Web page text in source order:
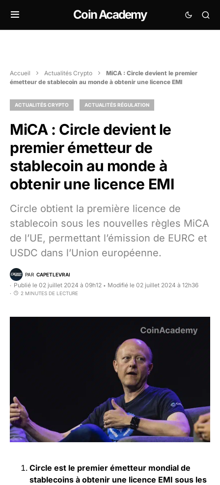
Coin Academy
Accueil Actualités Crypto
MiCA : Circle devient le premier
émetteur de stablecoin au monde à obtenir une licence EMI
ACTUALITÉS CRYPTO ACTUALITÉS RÉGULATION
MiCA : Circle devient le
premier émetteur de
stablecoin au monde à
obtenir une licence EMI
Circle obtient la première licence de
stablecoin sous les nouvelles règles MiCA
de l’UE, permettant l’émission de EURC et
USDC dans l’Union européenne.
PAR CAPETLEVRAI
Publié le 02 juillet 2024 à 09h12 • Modifié le 02 juillet 2024 à 12h36
2 MINUTES DE LECTURE
Circle est le premier émetteur mondial de
stablecoins à obtenir une licence EMI sous les